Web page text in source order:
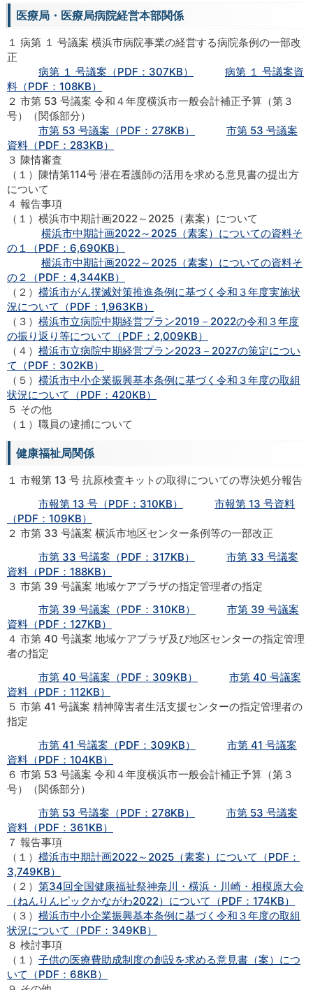
医療局・医療局病院経営本部関係
１ 病第 １ 号議案 横浜市病院事業の経営する病院条例の一部改
正
病第 １ 号議案（PDF：307KB）
病第 １ 号議案資
料（PDF：108KB）
２ 市第 53 号議案 令和４年度横浜市一般会計補正予算（第３
号）（関係部分）
市第 53 号議案（PDF：278KB）
市第 53 号議案
資料（PDF：283KB）
３ 陳情審査
（１）陳情第114号 潜在看護師の活用を求める意見書の提出方
について
４ 報告事項
（１）横浜市中期計画2022～2025（素案）について
横浜市中期計画2022～2025（素案）についての資料そ
の１（PDF：6,690KB）
横浜市中期計画2022～2025（素案）についての資料そ
の２（PDF：4,344KB）
（２） 横浜市がん撲滅対策推進条例に基づく令和３年度実施状
況について（PDF：1,963KB）
（３） 横浜市立病院中期経営プラン2019－2022の令和３年度
の振り返り等について（PDF：2,009KB）
（４） 横浜市立病院中期経営プラン2023－2027の策定につい
て（PDF：302KB）
（５） 横浜市中小企業振興基本条例に基づく令和３年度の取組
状況について（PDF：420KB）
５ その他
（１）職員の逮捕について
健康福祉局関係
１ 市報第 13 号 抗原検査キットの取得についての専決処分報告
市報第 13 号（PDF：310KB）
市報第 13 号資料
（PDF：109KB）
２ 市第 33 号議案 横浜市地区センター条例等の一部改正
市第 33 号議案（PDF：317KB）
市第 33 号議案
資料（PDF：188KB）
３ 市第 39 号議案 地域ケアプラザの指定管理者の指定
市第 39 号議案（PDF：310KB）
市第 39 号議案
資料（PDF：127KB）
４ 市第 40 号議案 地域ケアプラザ及び地区センターの指定管理
者の指定
市第 40 号議案（PDF：309KB）
市第 40 号議案
資料（PDF：112KB）
５ 市第 41 号議案 精神障害者生活支援センターの指定管理者の
指定
市第 41 号議案（PDF：309KB）
市第 41 号議案
資料（PDF：104KB）
６ 市第 53 号議案 令和４年度横浜市一般会計補正予算（第３
号）（関係部分）
市第 53 号議案（PDF：278KB）
市第 53 号議案
資料（PDF：361KB）
７ 報告事項
（１） 横浜市中期計画2022～2025（素案）について（PDF：
3,749KB）
（２） 第34回全国健康福祉祭神奈川・横浜・川崎・相模原大会
（ねんりんピックかながわ2022）について（PDF：174KB）
（３） 横浜市中小企業振興基本条例に基づく令和３年度の取組
状況について（PDF：349KB）
８ 検討事項
（１） 子供の医療費助成制度の創設を求める意見書（案）につ
いて（PDF：68KB）